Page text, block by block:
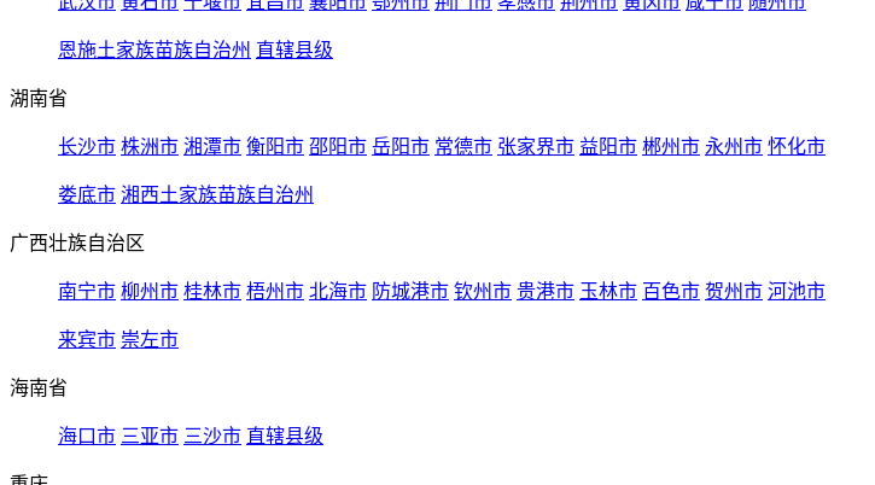
恩施土家族苗族自治州 直辖县级
湖南省
长沙市 株洲市 湘潭市 衡阳市 邵阳市 岳阳市 常德市 张家界市 益阳市 郴州市 永州市 怀化市
娄底市 湘西土家族苗族自治州
广西壮族自治区
南宁市 柳州市 桂林市 梧州市 北海市 防城港市 钦州市 贵港市 玉林市 百色市 贺州市 河池市
来宾市 崇左市
海南省
海口市 三亚市 三沙市 直辖县级